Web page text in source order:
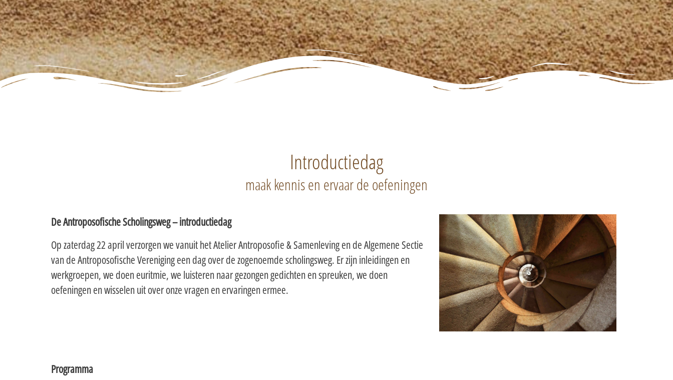
Introductiedag
maak kennis en ervaar de oefeningen
De Antroposofische Scholingsweg – introductiedag
Op zaterdag 22 april verzorgen we vanuit het Atelier Antroposofie & Samenleving en de Algemene Sectie
van de Antroposofische Vereniging een dag over de zogenoemde scholingsweg. Er zijn inleidingen en
werkgroepen, we doen euritmie, we luisteren naar gezongen gedichten en spreuken, we doen
oefeningen en wisselen uit over onze vragen en ervaringen ermee.
Programma